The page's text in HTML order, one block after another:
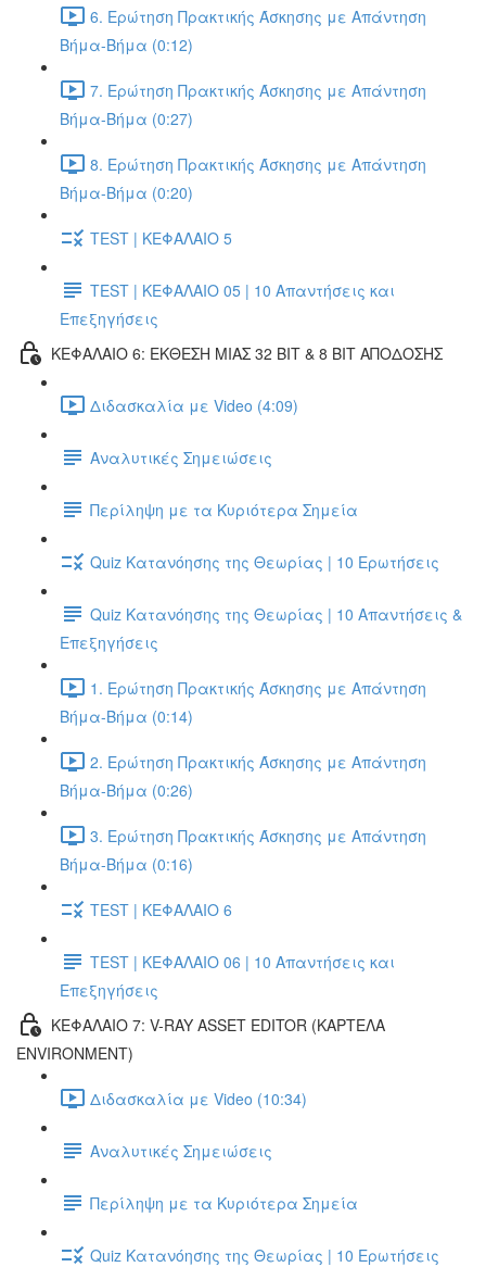
6. Ερώτηση Πρακτικής Άσκησης με Απάντηση
Βήμα-Βήμα (0:12)
7. Ερώτηση Πρακτικής Άσκησης με Απάντηση
Βήμα-Βήμα (0:27)
8. Ερώτηση Πρακτικής Άσκησης με Απάντηση
Βήμα-Βήμα (0:20)
TEST | ΚΕΦΑΛΑΙΟ 5
TEST | ΚΕΦΑΛΑΙΟ 05 | 10 Απαντήσεις και
Επεξηγήσεις
ΚΕΦΑΛΑΙΟ 6: ΕΚΘΕΣΗ ΜΙΑΣ 32 BIT & 8 BIT ΑΠΟΔΟΣΗΣ
Διδασκαλία με Video (4:09)
Αναλυτικές Σημειώσεις
Περίληψη με τα Κυριότερα Σημεία
Quiz Κατανόησης της Θεωρίας | 10 Ερωτήσεις
Quiz Κατανόησης της Θεωρίας | 10 Απαντήσεις &
Επεξηγήσεις
1. Ερώτηση Πρακτικής Άσκησης με Απάντηση
Βήμα-Βήμα (0:14)
2. Ερώτηση Πρακτικής Άσκησης με Απάντηση
Βήμα-Βήμα (0:26)
3. Ερώτηση Πρακτικής Άσκησης με Απάντηση
Βήμα-Βήμα (0:16)
TEST | ΚΕΦΑΛΑΙΟ 6
TEST | ΚΕΦΑΛΑΙΟ 06 | 10 Απαντήσεις και
Επεξηγήσεις
ΚΕΦΑΛΑΙΟ 7: V-RAY ASSET EDITOR (ΚΑΡΤΕΛΑ
ENVIRONMENT)
Διδασκαλία με Video (10:34)
Αναλυτικές Σημειώσεις
Περίληψη με τα Κυριότερα Σημεία
Quiz Κατανόησης της Θεωρίας | 10 Ερωτήσεις